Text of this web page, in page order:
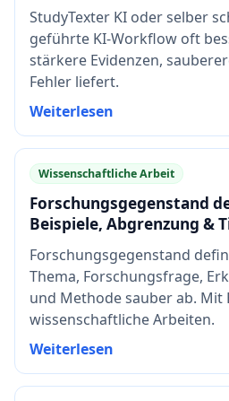
StudyTexter KI oder selber
geführte KI-Workflow oft
stärkere Evidenzen,
Fehler liefert.
Weiterlesen
Wissenschaftliche Arbeit
Forschungsgegenstand
Beispiele, Abgrenzung &
Forschungsgegenstand
Thema, Forschungsfrage,
und Methode sauber ab. Mit
wissenschaftliche Arbeiten.
Weiterlesen